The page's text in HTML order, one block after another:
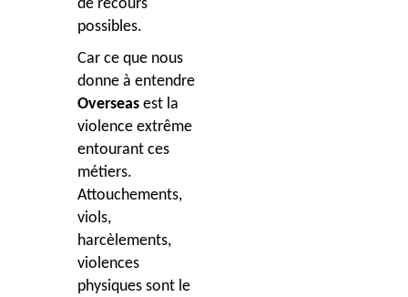
de recours
possibles.
Car ce que nous
donne à entendre
Overseas est la
violence extrême
entourant ces
métiers.
Attouchements,
viols,
harcèlements,
violences
physiques sont le